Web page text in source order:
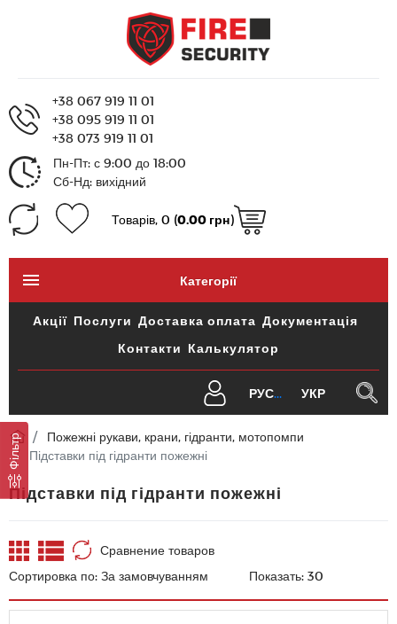
+38 067 919 11 01
+38 095 919 11 01
+38 073 919 11 01
Пн-Пт: с 9:00 до 18:00
Сб-Нд: вихідний
Товарів, 0 (0.00 грн)
Категорії
Акції Послуги Доставка оплата Документація
Контакти Калькулятор
РУС УКР
Фільтр
Пожежні рукави, крани, гідранти, мотопомпи
Підставки під гідранти пожежні
Підставки під гідранти пожежні
Сравнение товаров
Сортировка по:
Показать: